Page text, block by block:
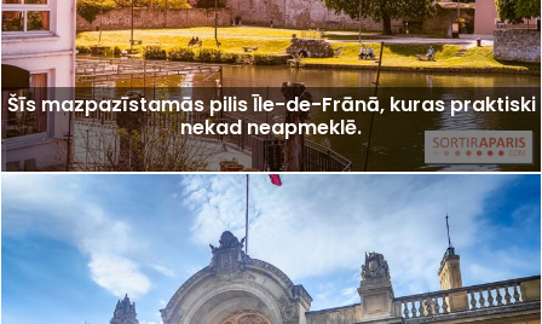
Šīs mazpazīstamās pilis Īle-de-Frānā, kuras praktiski
nekad neapmeklē.